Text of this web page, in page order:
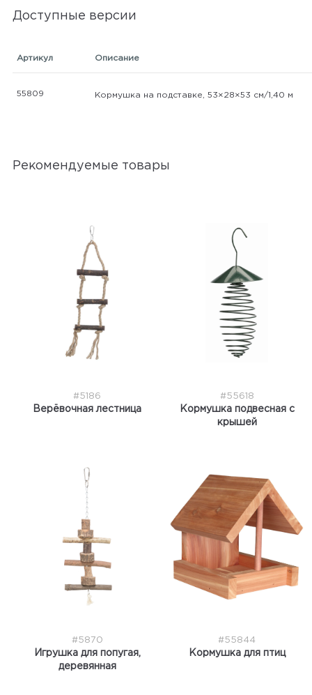
Доступные версии
Артикул Описание
55809 Кормушка на подставке, 53×28×53 см/1,40 м
Рекомендуемые товары
#5186
Верёвочная лестница
#55618
Кормушка подвесная с
крышей
#5870
Игрушка для попугая,
деревянная
#55844
Кормушка для птиц